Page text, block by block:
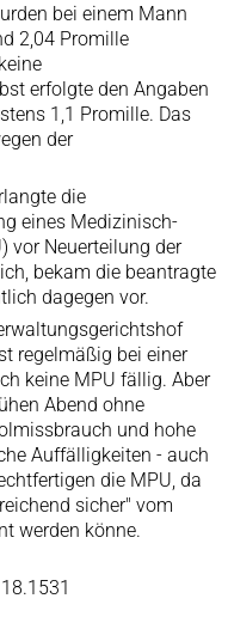
bei einem Mann
2,04 Promille
erfolgte den Angaben
1,1 Promille. Das
der
die
eines Medizinisch-
vor Neuerteilung der
bekam die beantragte
dagegen vor.
regelmäßig bei einer
keine MPU fällig. Aber
Abend ohne
und hohe
Auffälligkeiten - auch
die MPU, da
sicher" vom
werden könne.